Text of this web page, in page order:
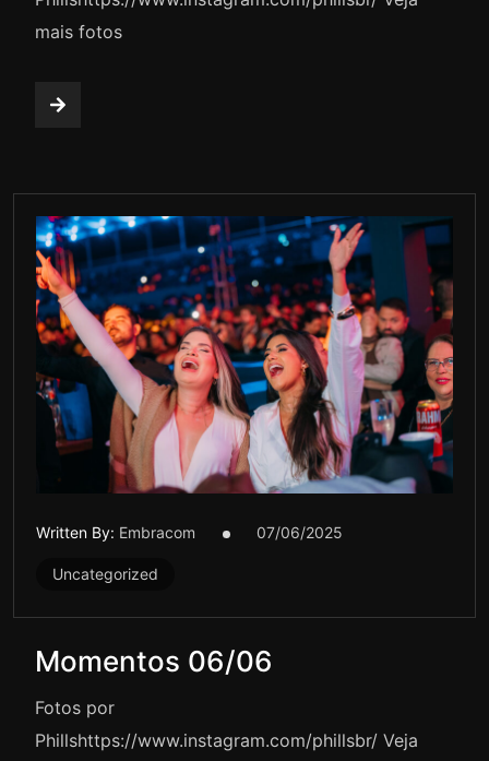
mais fotos
Written By: Embracom 07/06/2025
Uncategorized
Momentos 06/06
Fotos por
Phillshttps://www.instagram.com/phillsbr/ Veja